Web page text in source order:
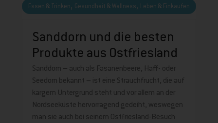
Essen & Trinken , Gesundheit & Wellness , Leben & Einkaufen
Sanddorn und die besten
Produkte aus Ostfriesland
Sanddorn – auch als Fasanenbeere, Haff- oder
Seedorn bekannt – ist eine Strauchfrucht, die auf
kargem Untergrund steht und vor allem an der
Nordseeküste hervorragend gedeiht, weswegen
man sie auch bei seinem Ostfriesland-Besuch